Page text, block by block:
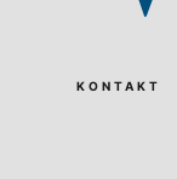
KONTAKT